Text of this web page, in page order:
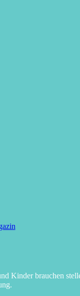
Kinder brauchen